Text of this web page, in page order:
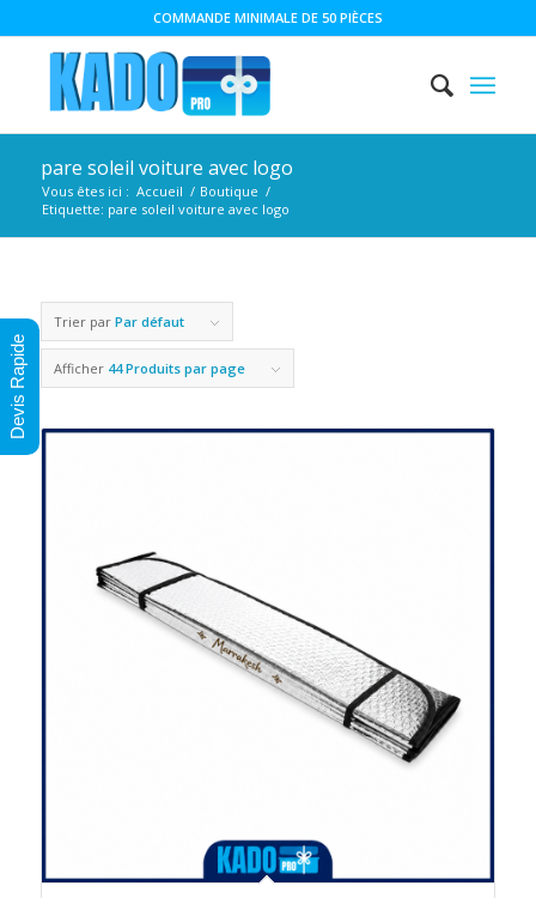
COMMANDE MINIMALE DE 50 PIÈCES
pare soleil voiture avec logo
Vous êtes ici : Accueil / Boutique /
Etiquette: pare soleil voiture avec logo
Trier par Par défaut
Afficher 44 Produits par page
Devis Rapide